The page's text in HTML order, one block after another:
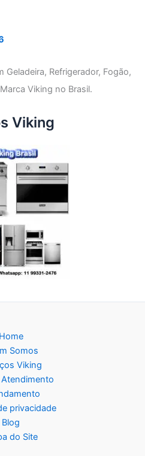
Geladeira, Refrigerador, Fogão,
Viking no Brasil.
Viking
Home
Somos
Viking
privacidade
Blog
do Site